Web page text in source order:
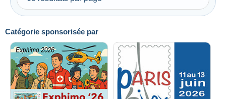
Catégorie sponsorisée par